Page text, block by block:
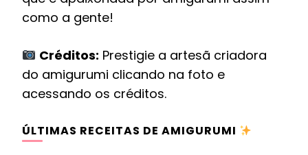
como a gente!
Créditos: Prestigie a artesã criadora
do amigurumi clicando na foto e
acessando os créditos.
ÚLTIMAS RECEITAS DE AMIGURUMI